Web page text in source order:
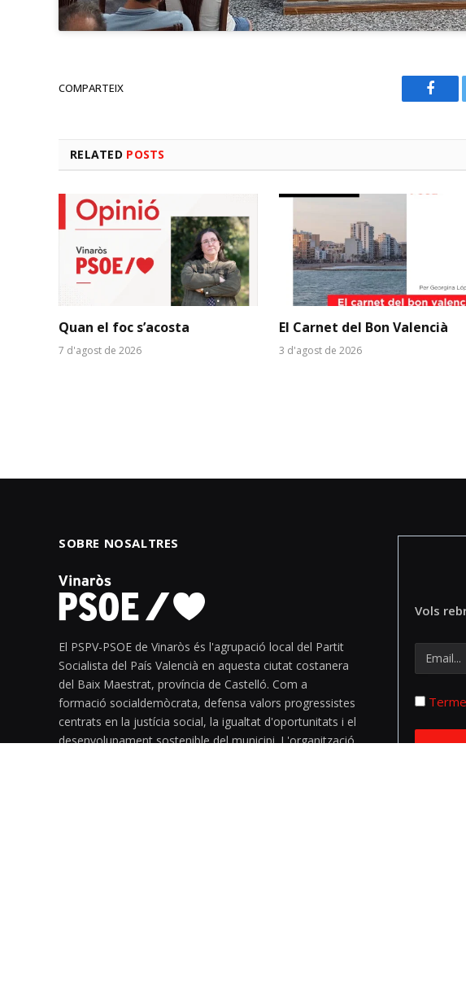
COMPARTEIX
RELATED POSTS
Quan el foc s’acosta
7 d'agost de 2026
El Carnet del Bon Valencià
3 d'agost de 2026
SOBRE NOSALTRES
El PSPV-PSOE de Vinaròs és l'agrupació local del Partit
Socialista del País Valencià en aquesta ciutat costanera
del Baix Maestrat, província de Castelló. Com a
formació socialdemòcrata, defensa valors progressistes
centrats en la justícia social, la igualtat d'oportunitats i el
desenvolupament sostenible del municipi. L'organització
Vols